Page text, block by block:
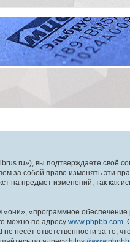
вы подтверждаете своё
за собой право изменять эти
на предмет изменений, так как
«программное обеспечение
можно по адресу www.phpbb.com.
несёт ответственности за то,